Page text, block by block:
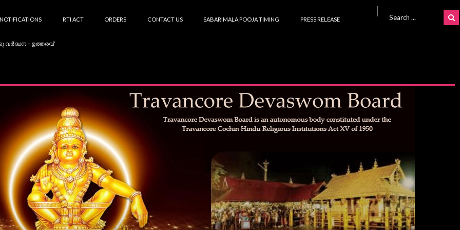
NOTIFICATIONS RTI ACT ORDERS CONTACT US SABARIMALA POOJA TIMING PRESS RELEASE
വർദ്ധന – ഉത്തരവ്